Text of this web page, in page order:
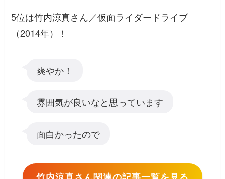
5位は竹内涼真さん／仮面ライダードライブ
（2014年）！
爽やか！
雰囲気が良いなと思っています
面白かったので